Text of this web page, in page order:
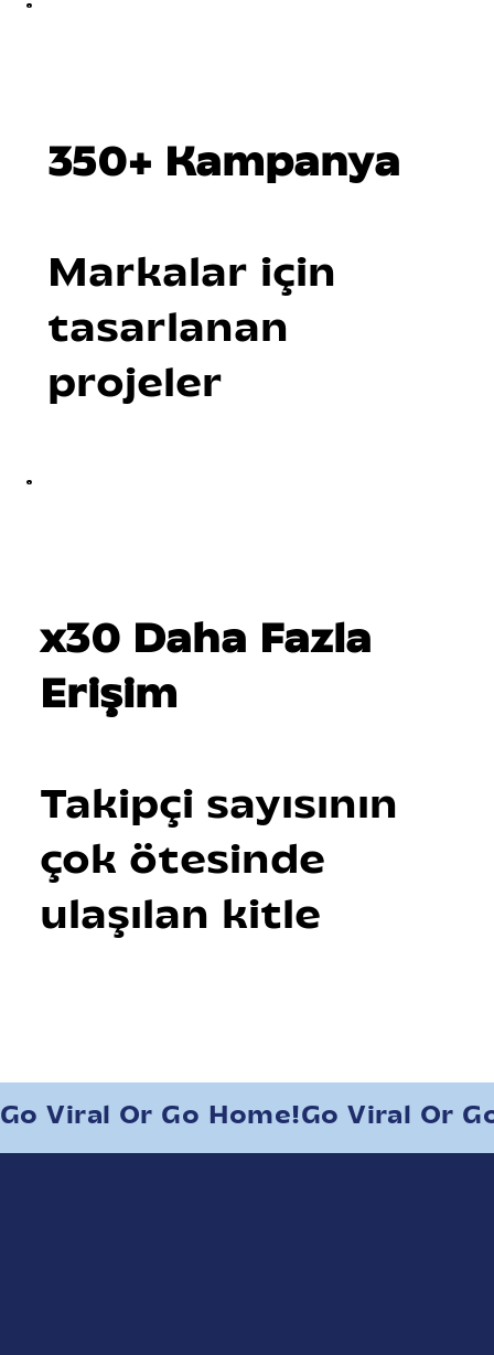
350+ Kampanya
Markalar için
tasarlanan
projeler
x30 Daha Fazla
Erişim
Takipçi sayısının
çok ötesinde
ulaşılan kitle
Go Viral Or Go Home!